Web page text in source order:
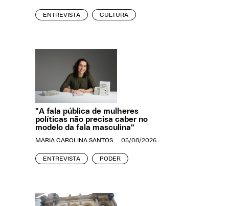
ENTREVISTA CULTURA
"A fala pública de mulheres
políticas não precisa caber no
modelo da fala masculina"
MARIA CAROLINA SANTOS 05/08/2026
ENTREVISTA PODER